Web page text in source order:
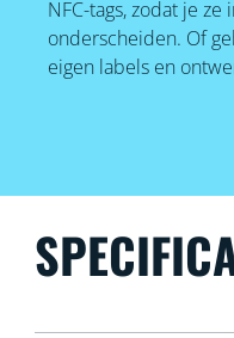
NFC-tags, zodat je
onderscheiden. Of
eigen labels en